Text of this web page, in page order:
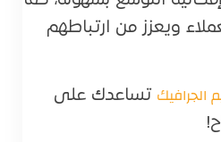
ويعزز من ارتباطهم
الجرافيك تساعدك على